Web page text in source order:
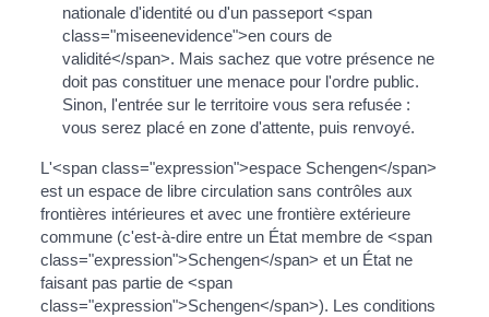
nationale d'identité ou d'un passeport <span
class="miseenevidence">en cours de
validité</span>. Mais sachez que votre présence ne
doit pas constituer une menace pour l'ordre public.
Sinon, l'entrée sur le territoire vous sera refusée :
vous serez placé en zone d'attente, puis renvoyé.
L'<span class="expression">espace Schengen</span>
est un espace de libre circulation sans contrôles aux
frontières intérieures et avec une frontière extérieure
commune (c'est-à-dire entre un État membre de <span
class="expression">Schengen</span> et un État ne
faisant pas partie de <span
class="expression">Schengen</span>). Les conditions